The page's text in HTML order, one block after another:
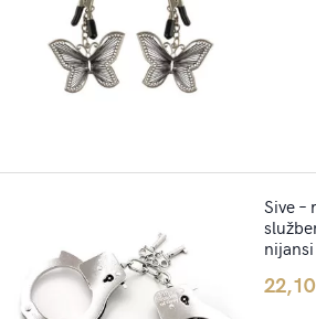
Sive –
nijansi
22,10